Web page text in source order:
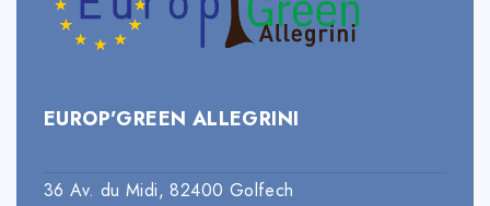
EUROP’GREEN ALLEGRINI
36 Av. du Midi, 82400 Golfech